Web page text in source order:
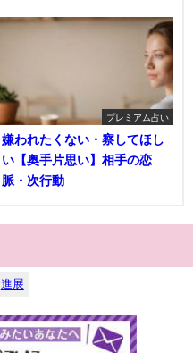
プレミアム占い
嫌われたくない・察してほし
い【奥手片思い】相手の恋
脈・次行動
進展